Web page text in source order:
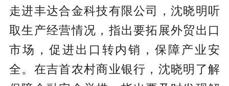
走进丰达合金科技有限公司，沈晓明听
取生产经营情况，指出要拓展外贸出口
市场，促进出口转内销，保障产业安
全。在吉首农村商业银行，沈晓明了解